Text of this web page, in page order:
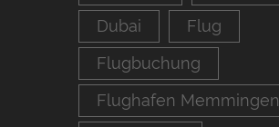
Dubai
Flug
Flugbuchung
Flughafen Memmingen